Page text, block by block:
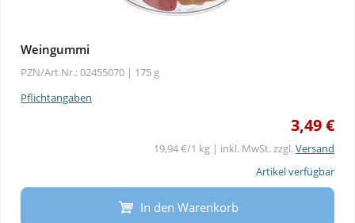
Weingummi
PZN/Art.Nr.: 02455070 | 175 g
Pflichtangaben
3,49 €
19,94 €/1 kg | inkl. MwSt. zzgl.Versand
Artikel verfügbar
In den Warenkorb